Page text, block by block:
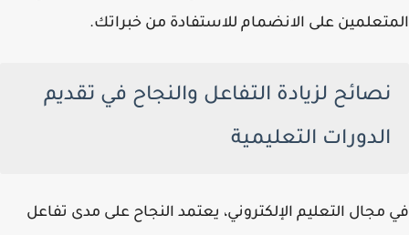
المتعلمين على الانضمام للاستفادة من خبراتك.
نصائح لزيادة التفاعل والنجاح في تقديم
الدورات التعليمية
في مجال التعليم الإلكتروني، يعتمد النجاح على مدى تفاعل